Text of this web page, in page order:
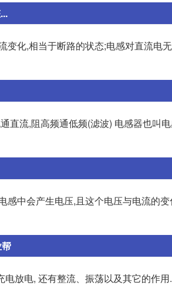
化,相当于断路的状态;电感对直流电
直流,阻高频通低频(滤波) 电感器也叫
中会产生电压,且这个电压与电流的
放电, 还有整流、振荡以及其它的作